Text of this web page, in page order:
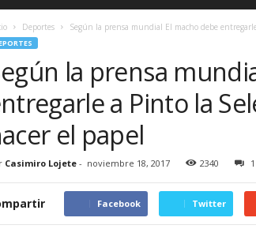
Deportes Según la prensa mundial El macho debe
la prensa
a Pinto la
el papel
Casimiro Lojete- noviembre 18, 2017 2340 1
Facebook Twitter